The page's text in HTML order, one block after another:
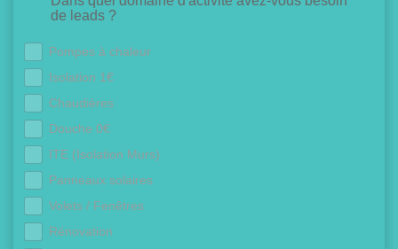
de leads ?
Pompes à chaleur
Isolation 1€
Chaudières
Douche 0€
ITE (Isolation Murs)
Panneaux solaires
Volets / Fenêtres
Rénovation